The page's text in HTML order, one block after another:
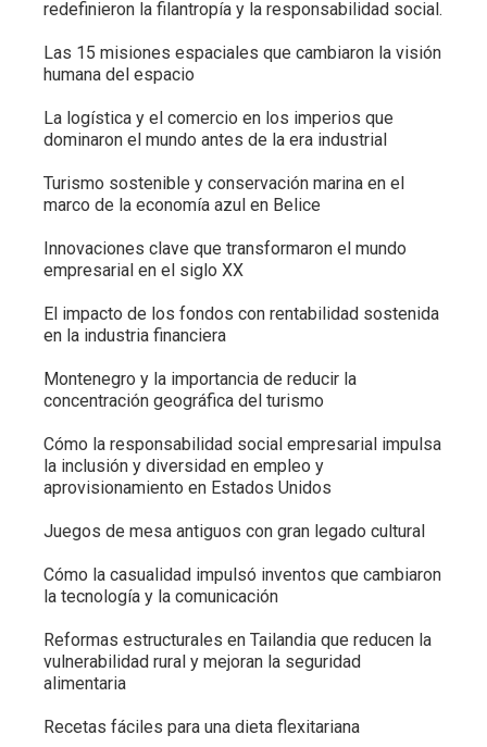
redefinieron la filantropía y la responsabilidad social.
Las 15 misiones espaciales que cambiaron la visión
humana del espacio
La logística y el comercio en los imperios que
dominaron el mundo antes de la era industrial
Turismo sostenible y conservación marina en el
marco de la economía azul en Belice
Innovaciones clave que transformaron el mundo
empresarial en el siglo XX
El impacto de los fondos con rentabilidad sostenida
en la industria financiera
Montenegro y la importancia de reducir la
concentración geográfica del turismo
Cómo la responsabilidad social empresarial impulsa
la inclusión y diversidad en empleo y
aprovisionamiento en Estados Unidos
Juegos de mesa antiguos con gran legado cultural
Cómo la casualidad impulsó inventos que cambiaron
la tecnología y la comunicación
Reformas estructurales en Tailandia que reducen la
vulnerabilidad rural y mejoran la seguridad
alimentaria
Recetas fáciles para una dieta flexitariana